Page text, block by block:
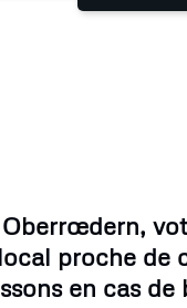
proche de
en cas de